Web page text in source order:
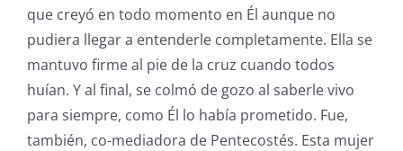
que creyó en todo momento en Él aunque no
pudiera llegar a entenderle completamente. Ella se
mantuvo firme al pie de la cruz cuando todos
huían. Y al final, se colmó de gozo al saberle vivo
para siempre, como Él lo había prometido. Fue,
también, co-mediadora de Pentecostés. Esta mujer